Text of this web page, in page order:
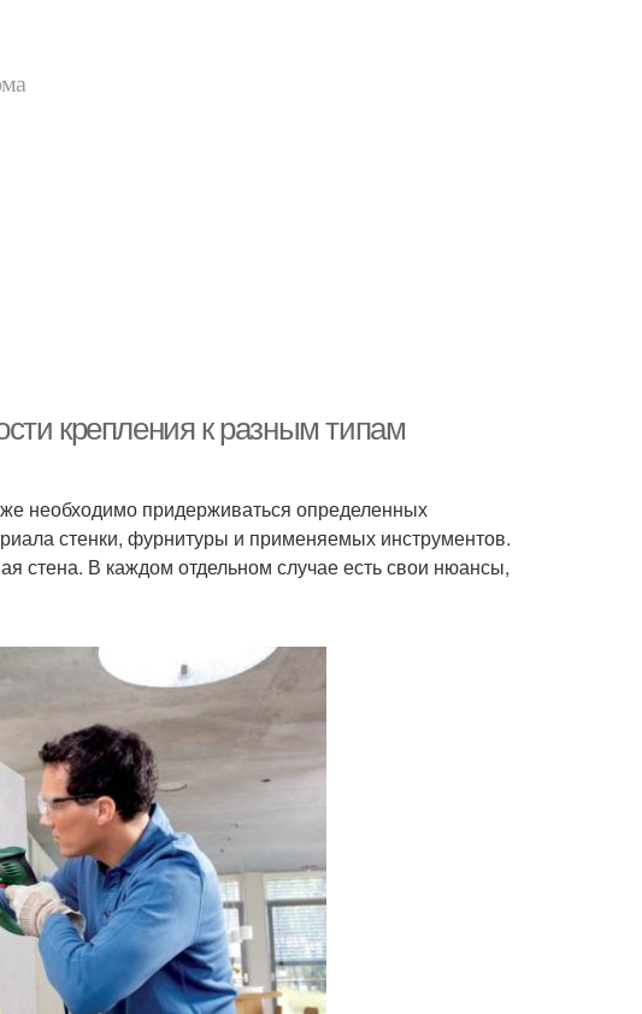
крепления к разным типам
необходимо придерживаться определенных
стенки, фурнитуры и применяемых инструментов.
стена. В каждом отдельном случае есть свои нюансы,